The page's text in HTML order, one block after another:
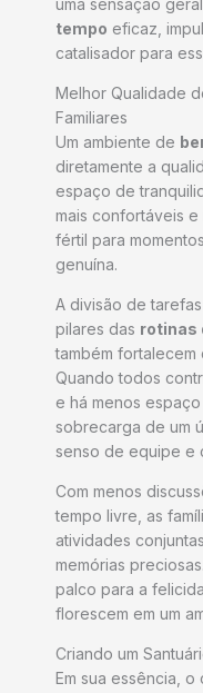
tempo eficaz,
catalisador para
Melhor Qualidade
Familiares
Um ambiente de
diretamente a
espaço de
mais confortáveis
fértil para
genuína.
A divisão de
pilares das rotinas
também fortalecem
Quando todos
e há menos
sobrecarga de um
senso de equipe e
Com menos
tempo livre, as
atividades
memórias
palco para a
florescem em um
Criando um
Em sua essência, o